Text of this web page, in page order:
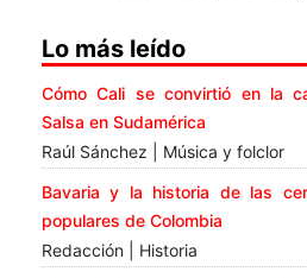
Lo más leído
Cómo Cali se convirtió en la
Salsa en Sudamérica
Raúl Sánchez | Música y folclor
Bavaria y la historia de las
populares de Colombia
Redacción | Historia